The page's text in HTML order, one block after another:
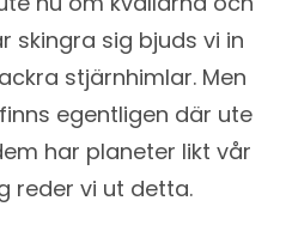
skingra sig bjuds vi in
stjärnhimlar. Men
egentligen där ute
har planeter likt vår
reder vi ut detta.